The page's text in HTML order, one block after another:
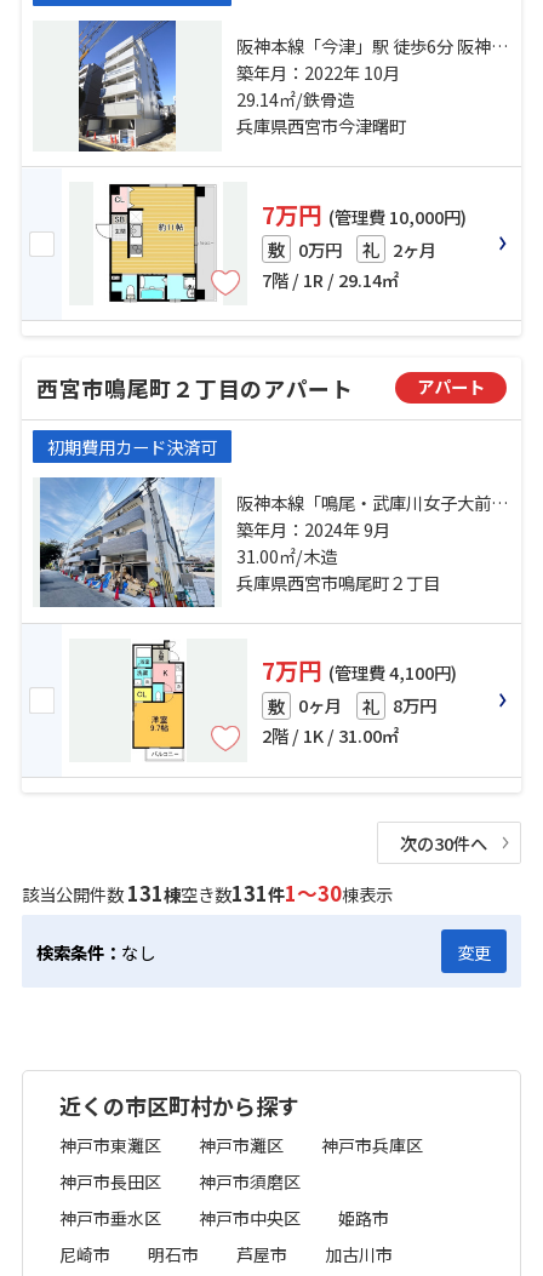
阪神本線「今津」駅 徒歩6分 阪神本
線「甲子園」駅 徒歩10分 阪急今津
線「今津」駅 徒歩8分
築年月：2022年 10月
29.14㎡/鉄骨造
兵庫県西宮市今津曙町
7万円 (管理費 10,000円)
敷 0万円 礼 2ヶ月
7階 / 1R / 29.14㎡
西宮市鳴尾町２丁目のアパート アパート
初期費用カード決済可
阪神本線「鳴尾・武庫川女子大前」
駅 徒歩7分 阪神本線「甲子園」
駅 徒歩17分 阪神本線「武庫川」
駅 徒歩19分
築年月：2024年 9月
31.00㎡/木造
兵庫県西宮市鳴尾町２丁目
7万円 (管理費 4,100円)
敷 0ヶ月 礼 8万円
2階 / 1K / 31.00㎡
次の30件へ
該当公開件数131棟空き数131件1～30棟表示
検索条件： なし 変更
近くの市区町村から探す
神戸市東灘区 神戸市灘区
神戸市兵庫区
神戸市長田区
神戸市須磨区
神戸市垂水区
神戸市中央区
姫路市
尼崎市
明石市 芦屋市
加古川市